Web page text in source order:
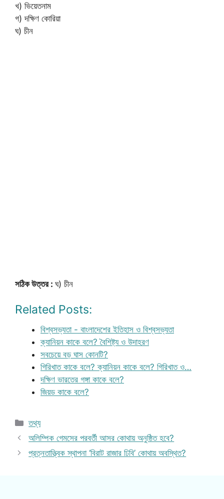
খ) ভিয়েতনাম
গ) দক্ষিণ কোরিয়া
ঘ) চীন
সঠিক উত্তর : ঘ) চীন
Related Posts:
বিশ্বসভ্যতা - বাংলাদেশের ইতিহাস ও বিশ্বসভ্যতা
ক্যানিয়ন কাকে বলে? বৈশিষ্ট্য ও উদাহরণ
সবচেয়ে বড় ঘাস কোনটি?
গিরিখাত কাকে বলে? ক্যানিয়ন কাকে বলে? গিরিখাত ও…
দক্ষিণ ভারতের গঙ্গা কাকে বলে?
জিয়ড কাকে বলে?
Categories
তথ্য
অলিম্পিক গেমসের পরবর্তী আসর কোথায় অনুষ্ঠিত হবে?
প্রত্নতাত্ত্বিক স্থাপনা ‘বিরাট রাজার ঢিবি’ কোথায় অবস্থিত?